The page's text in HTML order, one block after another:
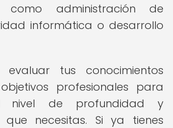
como administración de
informática o desarrollo
evaluar tus conocimientos
profesionales para
nivel de profundidad y
que necesitas. Si ya tienes